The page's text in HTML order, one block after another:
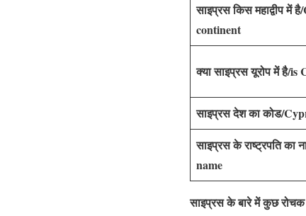
साइप्रस किस महाद्वीप में
continent
क्या साइप्रस यूरोप में है/
साइप्रस देश का कोड/
साइप्रस के राष्ट्रपति का
name
साइप्रस के बारे में कुछ